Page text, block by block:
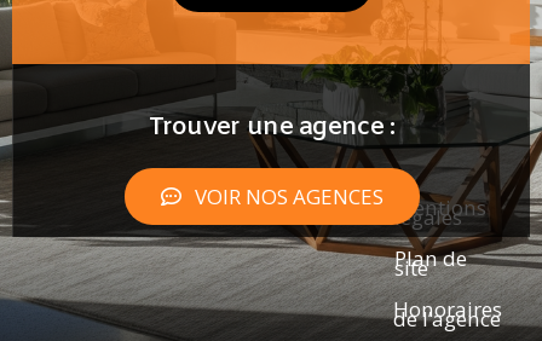
Trouver une agence :
VOIR NOS AGENCES Mentions
légales
Plan de
site
Honoraires
de l’agence